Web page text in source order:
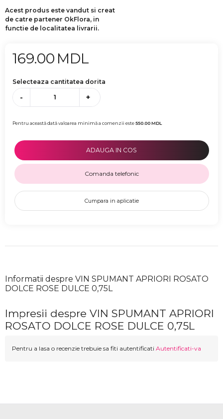
Acest produs este vandut si creat
de catre partener OkFlora, in
functie de localitatea livrarii.
169.00 MDL
Selecteaza cantitatea dorita
- +
Pentru această dată valoarea minimă a comenzii este550.00MDL
ADAUGA IN COS
Comanda telefonic
Cumpara in aplicatie
Informatii despre VIN SPUMANT APRIORI ROSATO
DOLCE ROSE DULCE 0,75L
Impresii despre VIN SPUMANT APRIORI
ROSATO DOLCE ROSE DULCE 0,75L
Pentru a lasa o recenzie trebuie sa fiti autentificati Autentificati-va